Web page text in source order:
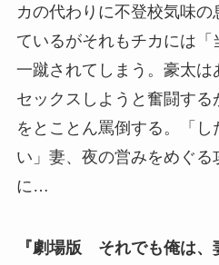
カの代わりに不登校気味
ているがそれもチカには「
一蹴されてしまう。豪太は
セックスしようと奮闘す
をとことん罵倒する。「
い」妻、夜の営みをめぐ
に…
『劇場版 それでも俺は、